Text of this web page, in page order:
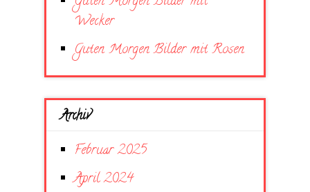
Wecker
Guten Morgen Bilder mit Rosen
Archiv
Februar 2025
April 2024